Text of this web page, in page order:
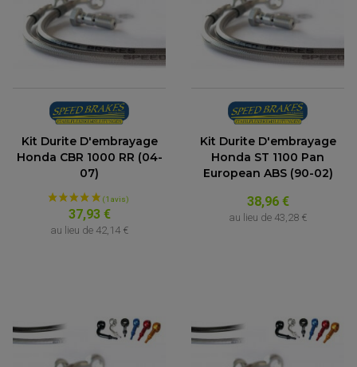
Kit Durite D'embrayage
Honda CBR 1000 RR (04-
07)
37,93 €
au lieu de 42,14 €
Kit Durite D'embrayage
Honda ST 1100 Pan
European ABS (90-02)
38,96 €
au lieu de 43,28 €